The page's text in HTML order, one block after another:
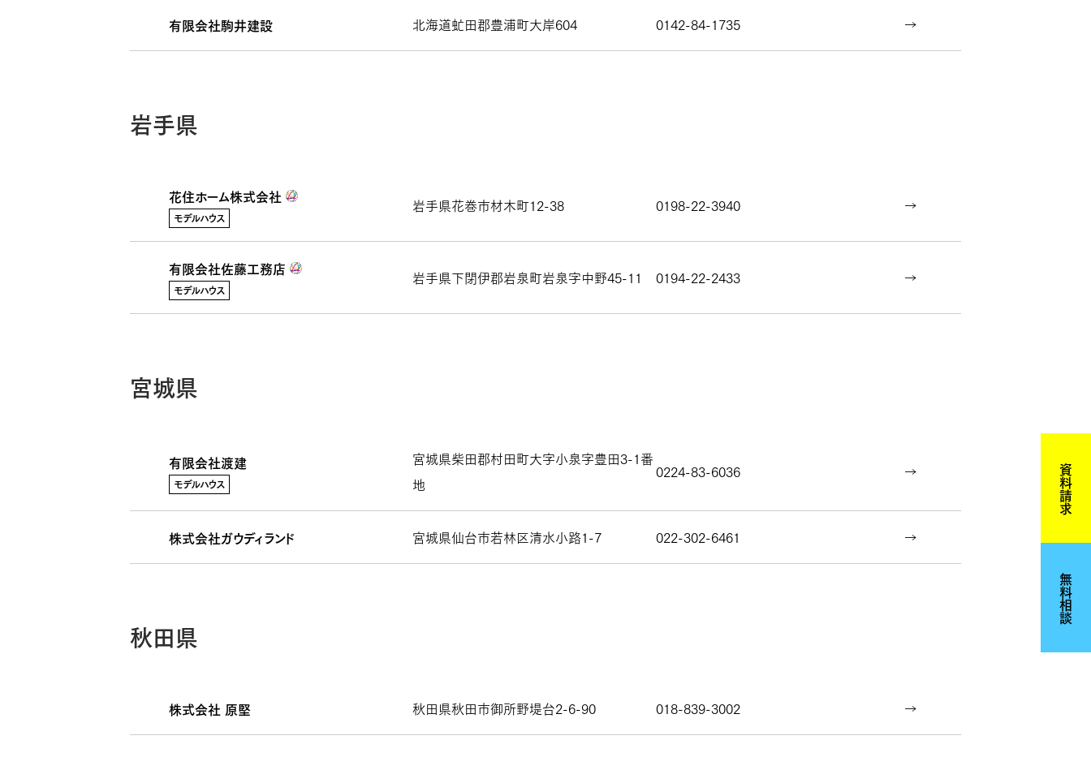
有限会社駒井建設 北海道虻田郡豊浦町大岸604 0142-84-1735
岩手県
花住ホーム株式会社
モデルハウス
岩手県花巻市材木町12-38 0198-22-3940
有限会社佐藤工務店
モデルハウス
岩手県下閉伊郡岩泉町岩泉字中野45-11 0194-22-2433
宮城県
有限会社渡建
モデルハウス
宮城県柴田郡村田町大字小泉字豊田3-1番
地
0224-83-6036
株式会社ガウディランド 宮城県仙台市若林区清水小路1-7 022-302-6461
秋田県
株式会社 原堅 秋田県秋田市御所野堤台2-6-90 018-839-3002
資料請求
無料相談